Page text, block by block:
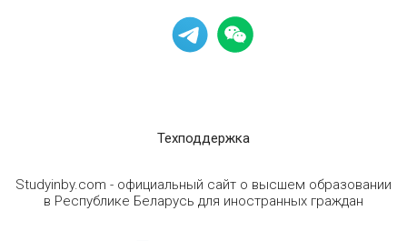
Техподдержка
Studyinby.com - официальный сайт о высшем образовании
в Республике Беларусь для иностранных граждан